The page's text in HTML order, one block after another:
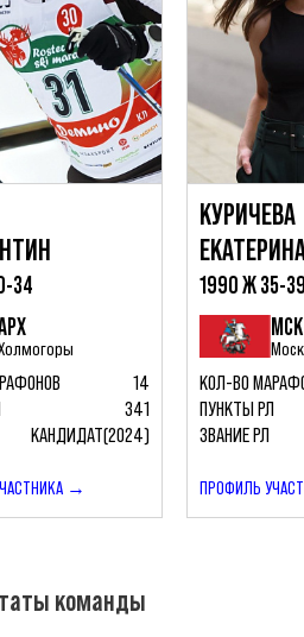
34
14
341
КАНДИДАТ(2024)
→
КУРИЧЕВА
1990 Ж 35-
МСК
КОЛ-ВО
ПУНКТЫ РЛ
ЗВАНИЕ РЛ
ПРОФИЛЬ
команды